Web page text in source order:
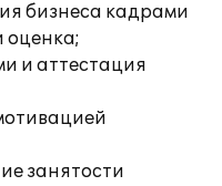
бизнеса кадрами
оценка;
и аттестация
занятости